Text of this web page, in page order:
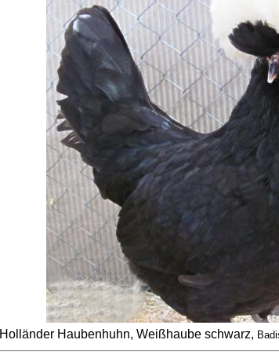
Holländer Haubenhuhn, Weißhaube schwarz,